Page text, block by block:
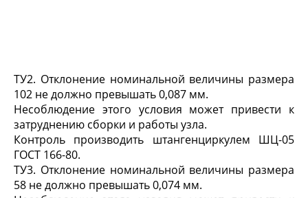
ТУ2. Отклонение номинальной величины размера
102 не должно превышать 0,087 мм.
Несоблюдение этого условия может привести к
затруднению сборки и работы узла.
Контроль производить штангенциркулем ШЦ-05
ГОСТ 166-80.
ТУ3. Отклонение номинальной величины размера
58 не должно превышать 0,074 мм.